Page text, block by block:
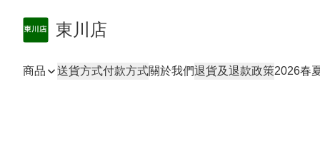
東川店
商品 送貨方式付款方式關於我們退貨及退款政策2026春